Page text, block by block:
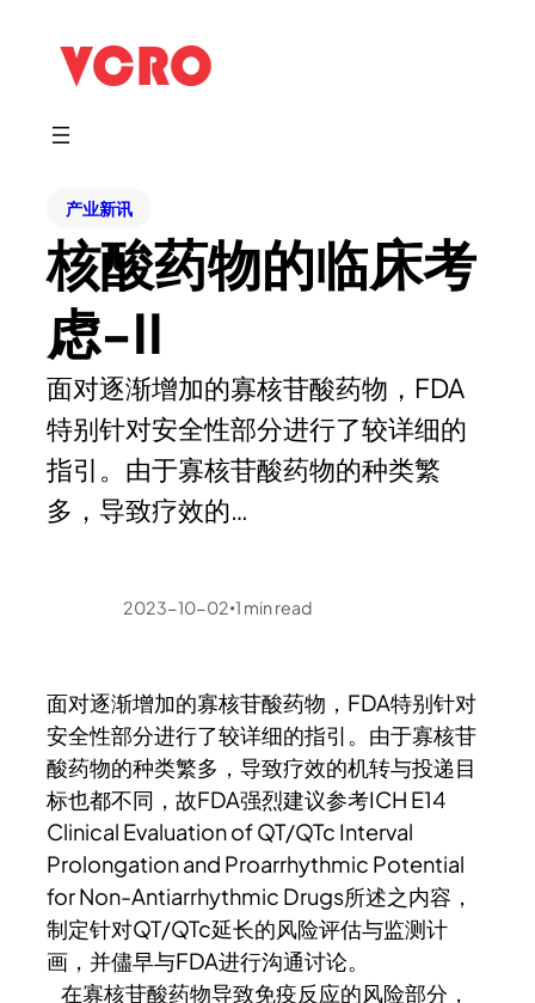
产业新讯
核酸药物的临床考
虑-II
面对逐渐增加的寡核苷酸药物，FDA
特别针对安全性部分进行了较详细的
指引。由于寡核苷酸药物的种类繁
多，导致疗效的…
2023-10-02 •1 min read
面对逐渐增加的寡核苷酸药物，FDA特别针对
安全性部分进行了较详细的指引。由于寡核苷
酸药物的种类繁多，导致疗效的机转与投递目
标也都不同，故FDA强烈建议参考ICH E14
Clinical Evaluation of QT/QTc Interval
Prolongation and Proarrhythmic Potential
for Non-Antiarrhythmic Drugs所述之内容，
制定针对QT/QTc延长的风险评估与监测计
画，并儘早与FDA进行沟通讨论。
在寡核苷酸药物导致免疫反应的风险部分，